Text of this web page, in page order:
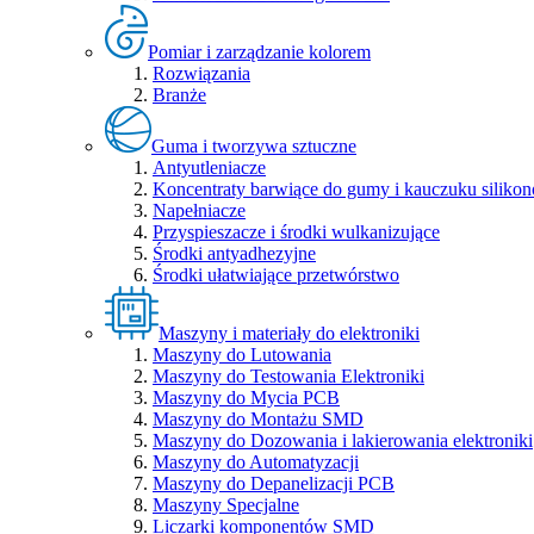
Pomiar i zarządzanie kolorem
Rozwiązania
Branże
Guma i tworzywa sztuczne
Antyutleniacze
Koncentraty barwiące do gumy i kauczuku
Napełniacze
Przyspieszacze i środki wulkanizujące
Środki antyadhezyjne
Środki ułatwiające przetwórstwo
Maszyny i materiały do elektroniki
Maszyny do Lutowania
Maszyny do Testowania Elektroniki
Maszyny do Mycia PCB
Maszyny do Montażu SMD
Maszyny do Dozowania i lakierowania elektroniki
Maszyny do Automatyzacji
Maszyny do Depanelizacji PCB
Maszyny Specjalne
Liczarki komponentów SMD